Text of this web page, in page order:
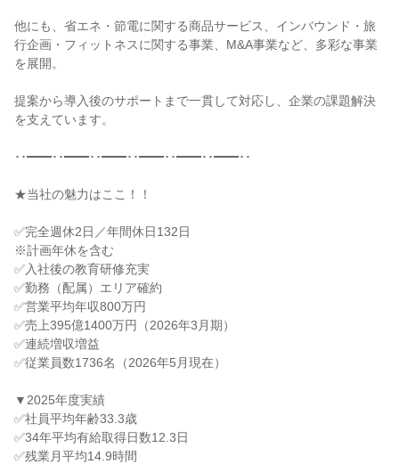
他にも、省エネ・節電に関する商品サービス、インバウンド・旅
行企画・フィットネスに関する事業、M&A事業など、多彩な事業
を展開。
提案から導入後のサポートまで一貫して対応し、企業の課題解決
を支えています。
･･━━･･━━･･━━･･━━･･━━･･━━･･
★当社の魅力はここ！！
✅完全週休2日／年間休日132日
※計画年休を含む
✅入社後の教育研修充実
✅勤務（配属）エリア確約
✅営業平均年収800万円
✅売上395億1400万円（2026年3月期）
✅連続増収増益
✅従業員数1736名（2026年5月現在）
▼2025年度実績
✅社員平均年齢33.3歳
✅34年平均有給取得日数12.3日
✅残業月平均14.9時間